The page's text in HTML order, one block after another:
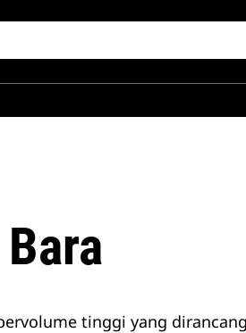
tinggi yang